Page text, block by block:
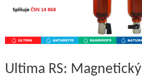
Ultima RS: Magnetický